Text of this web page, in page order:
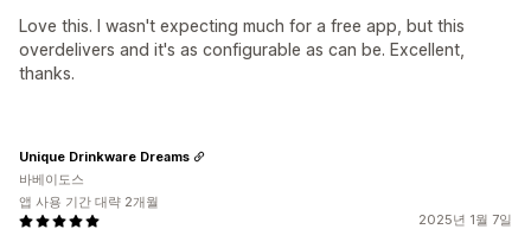
Love this. I wasn't expecting much for a free app, but this
overdelivers and it's as configurable as can be. Excellent,
thanks.
2025년 1월 7일
Unique Drinkware Dreams
바베이도스
앱 사용 기간 대략 2개월